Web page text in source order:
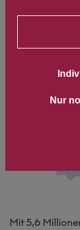
Nur
Mit 5,6